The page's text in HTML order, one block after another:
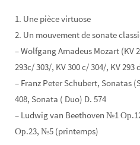
1. Une pièce virtuose
2. Un mouvement de sonate
– Wolfgang Amadeus Mozart (KV
293c/ 303/, KV 300 c/ 304/, KV 293
– Franz Peter Schubert, Sonatas
408, Sonata ( Duo) D. 574
– Ludwig van Beethoven №1
Ор.23, №5 (printemps)